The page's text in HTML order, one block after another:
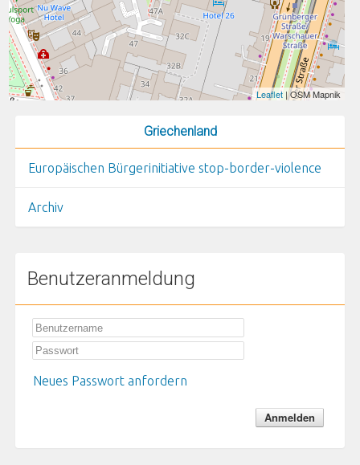
Leaflet| OSM Mapnik
Griechenland
Europäischen Bürgerinitiative stop-border-violence
Archiv
Benutzeranmeldung
Neues Passwort anfordern